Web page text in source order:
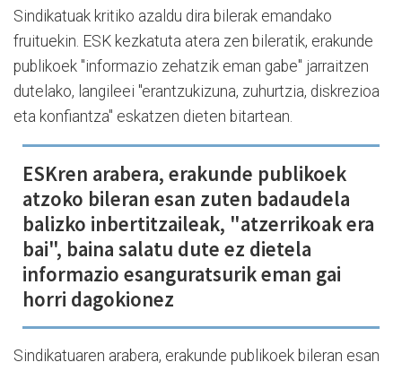
Sindikatuak kritiko azaldu dira bilerak emandako
fruituekin. ESK kezkatuta atera zen bileratik, erakunde
publikoek "informazio zehatzik eman gabe" jarraitzen
dutelako, langileei "erantzukizuna, zuhurtzia, diskrezioa
eta konfiantza" eskatzen dieten bitartean.
ESKren arabera, erakunde publikoek
atzoko bileran esan zuten badaudela
balizko inbertitzaileak, "atzerrikoak era
bai", baina salatu dute ez dietela
informazio esanguratsurik eman gai
horri dagokionez
Sindikatuaren arabera, erakunde publikoek bileran esan